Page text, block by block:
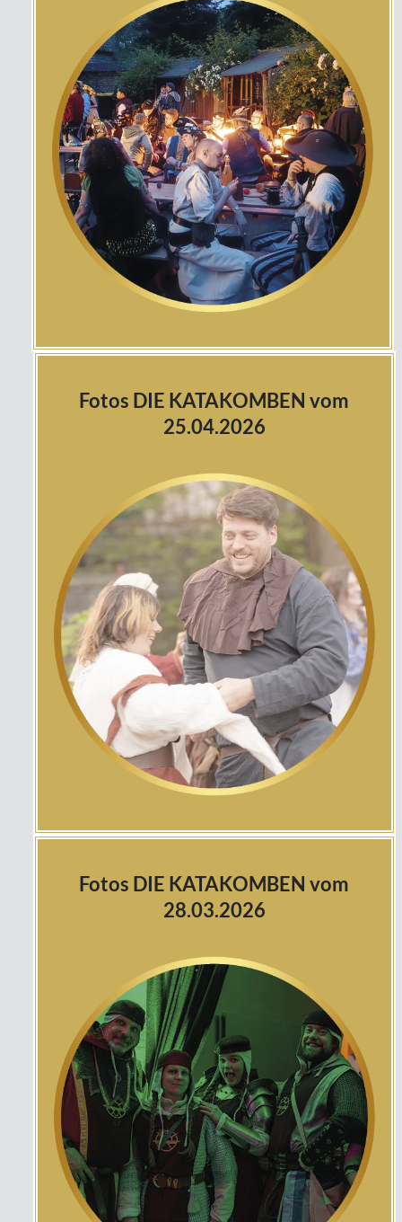
Fotos DIE KATAKOMBEN vom
25.04.2026
Fotos DIE KATAKOMBEN vom
28.03.2026